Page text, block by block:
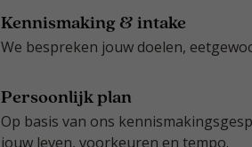
Kennismaking & intake
We bespreken jouw doelen,
Persoonlijk plan
Op basis van ons
jouw leven, voorkeuren en tempo.